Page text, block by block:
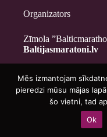
Organizators
Zīmola
Baltijasmaratoni.lv
Kontakti
Par mums
Brīvprātīgajiem
Privātuma
Copyright ©
Mēs izmantojam
pieredzi mūsu mājas
šo vietni, tad
Ok